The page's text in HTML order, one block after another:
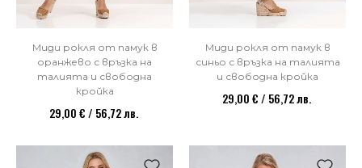
Миди рокля от памук в
оранжево с връзка на
талията и свободна
кройка
29,00 € / 56,72 лв.
Миди рокля от памук в
синьо с връзка на талията
и свободна кройка
29,00 € / 56,72 лв.